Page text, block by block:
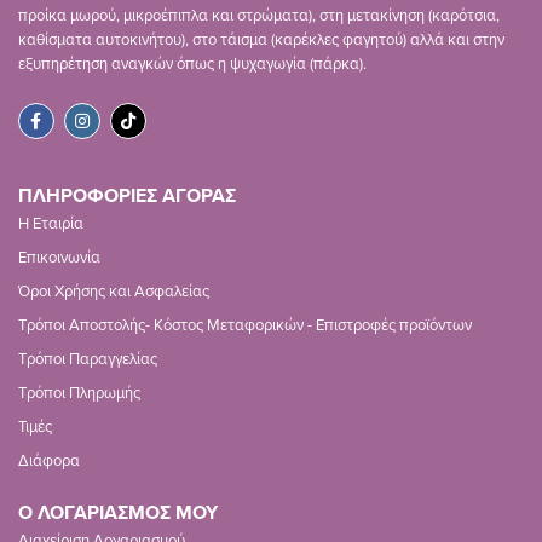
προίκα μωρού, μικροέπιπλα και στρώματα), στη μετακίνηση (καρότσια,
καθίσματα αυτοκινήτου), στο τάισμα (καρέκλες φαγητού) αλλά και στην
εξυπηρέτηση αναγκών όπως η ψυχαγωγία (πάρκα).
ΠΛΗΡΟΦΟΡΙΕΣ ΑΓΟΡΑΣ
Η Εταιρία
Επικοινωνία
Όροι Χρήσης και Ασφαλείας
Τρόποι Αποστολής- Κόστος Μεταφορικών - Επιστροφές προϊόντων
Τρόποι Παραγγελίας
Τρόποι Πληρωμής
Τιμές
Διάφορα
Ο ΛΟΓΑΡΙΑΣΜΟΣ ΜΟΥ